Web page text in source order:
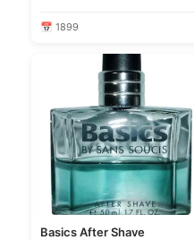
📅 1899
Basics After Shave